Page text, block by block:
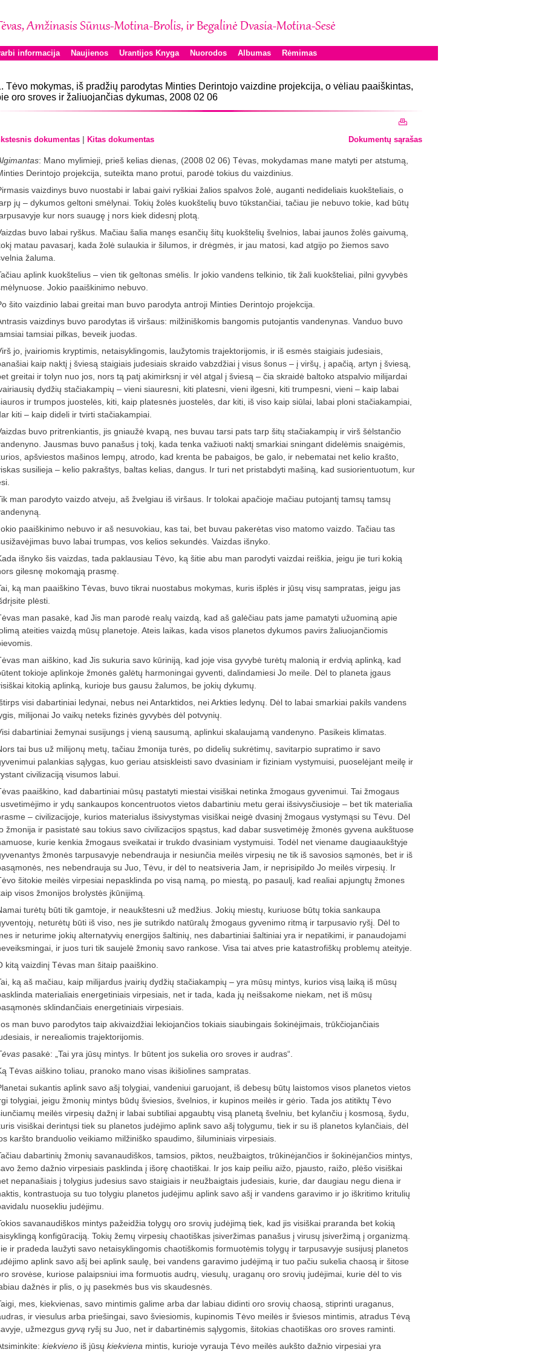
informacija Naujienos Urantijos Knyga Nuorodos Albumas Rėmimas
Tėvo mokymas, iš pradžių parodytas Minties Derintojo vaizdine projekcija, o vėliau paaiškintas,
oro sroves ir žaliuojančias dykumas, 2008 02 06
dokumentas | Kitas dokumentas Dokumentų sąrašas
: Mano mylimieji, prieš kelias dienas, (2008 02 06) Tėvas, mokydamas mane matyti per atstumą,
Derintojo projekcija, suteikta mano protui, parodė tokius du vaizdinius.
vaizdinys buvo nuostabi ir labai gaivi ryškiai žalios spalvos žolė, auganti nedideliais kuokšteliais, o
jų – dykumos geltoni smėlynai. Tokių žolės kuokštelių buvo tūkstančiai, tačiau jie nebuvo tokie, kad būtų
kur nors suaugę į nors kiek didesnį plotą.
buvo labai ryškus. Mačiau šalia manęs esančių šitų kuokštelių švelnios, labai jaunos žolės gaivumą,
matau pavasarį, kada žolė sulaukia ir šilumos, ir drėgmės, ir jau matosi, kad atgijo po žiemos savo
žaluma.
aplink kuokštelius – vien tik geltonas smėlis. Ir jokio vandens telkinio, tik žali kuokšteliai, pilni gyvybės
Jokio paaiškinimo nebuvo.
šito vaizdinio labai greitai man buvo parodyta antroji Minties Derintojo projekcija.
vaizdinys buvo parodytas iš viršaus: milžiniškomis bangomis putojantis vandenynas. Vanduo buvo
tamsiai pilkas, beveik juodas.
jo, įvairiomis kryptimis, netaisyklingomis, laužytomis trajektorijomis, ir iš esmės staigiais judesiais,
kaip naktį į šviesą staigiais judesiais skraido vabzdžiai į visus šonus – į viršų, į apačią, artyn į šviesą,
greitai ir tolyn nuo jos, nors tą patį akimirksnį ir vėl atgal į šviesą – čia skraidė baltoko atspalvio milijardai
dydžių stačiakampių – vieni siauresni, kiti platesni, vieni ilgesni, kiti trumpesni, vieni – kaip labai
ir trumpos juostelės, kiti, kaip platesnės juostelės, dar kiti, iš viso kaip siūlai, labai ploni stačiakampiai,
kiti – kaip dideli ir tvirti stačiakampiai.
buvo pritrenkiantis, jis gniaužė kvapą, nes buvau tarsi pats tarp šitų stačiakampių ir virš šėlstančio
Jausmas buvo panašus į tokį, kada tenka važiuoti naktį smarkiai sningant didelėmis snaigėmis,
apšviestos mašinos lempų, atrodo, kad krenta be pabaigos, be galo, ir nebematai net kelio krašto,
susilieja – kelio pakraštys, baltas kelias, dangus. Ir turi net pristabdyti mašiną, kad susiorientuotum, kur
man parodyto vaizdo atveju, aš žvelgiau iš viršaus. Ir tolokai apačioje mačiau putojantį tamsų tamsų
paaiškinimo nebuvo ir aš nesuvokiau, kas tai, bet buvau pakerėtas viso matomo vaizdo. Tačiau tas
buvo labai trumpas, vos kelios sekundės. Vaizdas išnyko.
išnyko šis vaizdas, tada paklausiau Tėvo, ką šitie abu man parodyti vaizdai reiškia, jeigu jie turi kokią
gilesnę mokomąją prasmę.
ką man paaiškino Tėvas, buvo tikrai nuostabus mokymas, kuris išplės ir jūsų visų sampratas, jeigu jas
plėsti.
man pasakė, kad Jis man parodė realų vaizdą, kad aš galėčiau pats jame pamatyti užuominą apie
ateities vaizdą mūsų planetoje. Ateis laikas, kada visos planetos dykumos pavirs žaliuojančiomis
man aiškino, kad Jis sukuria savo kūriniją, kad joje visa gyvybė turėtų malonią ir erdvią aplinką, kad
tokioje aplinkoje žmonės galėtų harmoningai gyventi, dalindamiesi Jo meile. Dėl to planeta įgaus
kitokią aplinką, kurioje bus gausu žalumos, be jokių dykumų.
visi dabartiniai ledynai, nebus nei Antarktidos, nei Arkties ledynų. Dėl to labai smarkiai pakils vandens
milijonai Jo vaikų neteks fizinės gyvybės dėl potvynių.
dabartiniai žemynai susijungs į vieną sausumą, aplinkui skalaujamą vandenyno. Pasikeis klimatas.
tai bus už milijonų metų, tačiau žmonija turės, po didelių sukrėtimų, savitarpio supratimo ir savo
palankias sąlygas, kuo geriau atsiskleisti savo dvasiniam ir fiziniam vystymuisi, puoselėjant meilę ir
civilizaciją visumos labui.
paaiškino, kad dabartiniai mūsų pastatyti miestai visiškai netinka žmogaus gyvenimui. Tai žmogaus
ir ydų sankaupos koncentruotos vietos dabartiniu metu gerai išsivysčiusioje – bet tik materialia
– civilizacijoje, kurios materialus ­išsivystymas visiškai neigė dvasinį žmogaus vystymąsi su Tėvu. Dėl
žmonija ir ­pasistatė sau tokius savo civilizacijos spąstus, kad dabar susvetimėję žmonės gyvena aukštuose
kurie kenkia žmogaus sveikatai ir trukdo dvasiniam vystymuisi. Todėl net viename daugiaaukštyje
žmonės tarpusavyje nebendrauja ir nesiunčia meilės virpesių ne tik iš savosios sąmonės, bet ir iš
nes nebendrauja su Juo, Tėvu, ir dėl to neatsiveria Jam, ir neprisipildo Jo meilės virpesių. Ir
šitokie meilės virpesiai nepasklinda po visą namą, po miestą, po pasaulį, kad realiai apjungtų žmones
visos žmonijos brolystės įkūnijimą.
turėtų būti tik gamtoje, ir neaukštesni už medžius. Jokių miestų, kuriuose būtų tokia sankaupa
neturėtų būti iš viso, nes jie sutrikdo natūralų žmogaus gyvenimo ritmą ir tarpusavio ryšį. Dėl to
ir neturime jokių alternatyvių energijos šaltinių, nes dabartiniai šaltiniai yra ir nepatikimi, ir panaudojami
ir juos turi tik saujelė žmonių savo rankose. Visa tai atves prie katastrofiškų problemų ateityje.
kitą vaizdinį Tėvas man šitaip paaiškino.
ką aš mačiau, kaip milijardus įvairių dydžių stačiakampių – yra mūsų mintys, kurios visą laiką iš mūsų
materialiais energetiniais ­virpesiais, net ir tada, kada jų neišsakome niekam, net iš mūsų
sklindančiais energetiniais virpesiais.
man buvo parodytos taip akivaizdžiai lekiojančios tokiais siaubingais šokinėjimais, trūkčiojančiais
ir nerealiomis trajektorijomis.
pasakė: „Tai yra jūsų mintys. Ir būtent jos sukelia oro sroves ir audras“.
Tėvas aiškino toliau, pranoko mano visas ikišiolines sampratas.
sukantis aplink savo ašį tolygiai, vandeniui garuojant, iš debesų būtų laistomos visos planetos vietos
tolygiai, jeigu žmonių mintys būdų šviesios, švelnios, ir kupinos meilės ir gėrio. Tada jos atitiktų Tėvo
meilės virpesių dažnį ir labai subtiliai apgaubtų visą planetą švelniu, bet kylančiu į kosmosą, šydu,
visiškai derintųsi tiek su planetos judėjimo aplink savo ašį tolygumu, tiek ir su iš planetos kylančiais, dėl
karšto branduolio veikiamo milžiniško spaudimo, ­šiluminiais virpesiais.
dabartinių žmonių savanaudiškos, tamsios, piktos, neužbaigtos, trūkinėjančios ir šokinėjančios mintys,
žemo dažnio ­virpesiais pasklinda į išorę chaotiškai. Ir jos kaip peiliu aižo, pjausto, raižo, plėšo visiškai
nepanašiais į tolygius judesius savo staigiais ir ­neužbaigtais judesiais, kurie, dar daugiau negu diena ir
­kontrastuoja su tuo tolygiu planetos judėjimu aplink savo ašį ir vandens garavimo ir jo iškritimo kritulių
nuosekliu judėjimu.
savanaudiškos mintys pažeidžia tolygų oro srovių ­judėjimą tiek, kad jis visiškai praranda bet kokią
konfigūraciją. Tokių žemų virpesių chaotiškas įsiveržimas panašus į virusų įsiveržimą į ­organizmą.
ir pradeda laužyti savo netaisyklingomis chaotiškomis formuotėmis tolygų ir tarpusavyje susijusį planetos
aplink savo ašį bei aplink saulę, bei vandens garavimo judėjimą ir tuo pačiu sukelia chaosą ir šitose
srovėse, kuriose palaipsniui ima formuotis audrų, viesulų, uraganų oro srovių judėjimai, kurie dėl to vis
dažnės ir plis, o jų pasekmės bus vis skaudesnės.
mes, kiekvienas, savo mintimis galime arba dar labiau didinti oro srovių chaosą, stiprinti uraganus,
ir viesulus arba priešingai, savo šviesiomis, kupinomis Tėvo meilės ir šviesos mintimis, atradus Tėvą
užmezgus gyvą ryšį su Juo, net ir dabartinėmis sąlygomis, šitokias chaotiškas oro sroves raminti.
kiekvieno iš jūsų kiekviena mintis, kurioje vyrauja Tėvo meilės aukšto dažnio virpesiai yra